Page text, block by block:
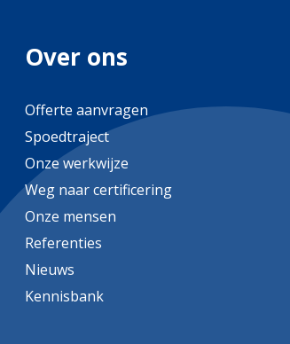
Over ons
Offerte aanvragen
Spoedtraject
Onze werkwijze
Weg naar certificering
Onze mensen
Referenties
Nieuws
Kennisbank